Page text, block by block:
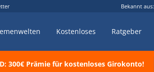
Bekannt aus:
Kostenloses Ratgeber
300€ Prämie für kostenloses Girokonto!